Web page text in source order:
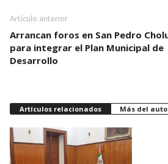
Artículo anterior
Arrancan foros en San Pedro
para integrar el Plan Municipal de
Desarrollo
Artículos relacionados Más del